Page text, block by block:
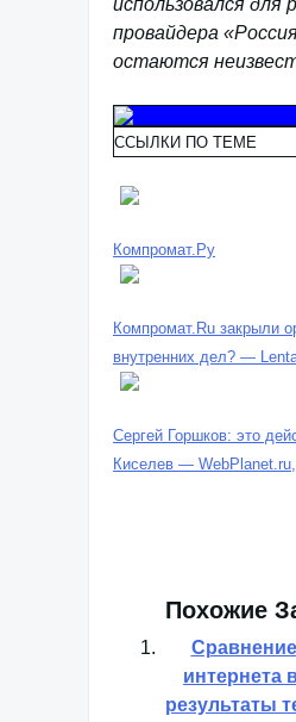
использовался для
провайдера
остаются
ССЫЛКИ ПО ТЕМЕ
Компромат.Ру
Компромат.Ru закрыли
внутренних дел? —
Сергей Горшков: это
Киселев —
Похожие
интернета
результаты